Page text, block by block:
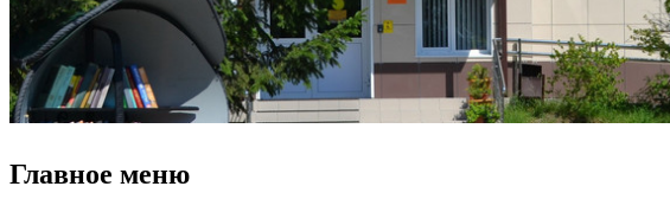
Главное меню